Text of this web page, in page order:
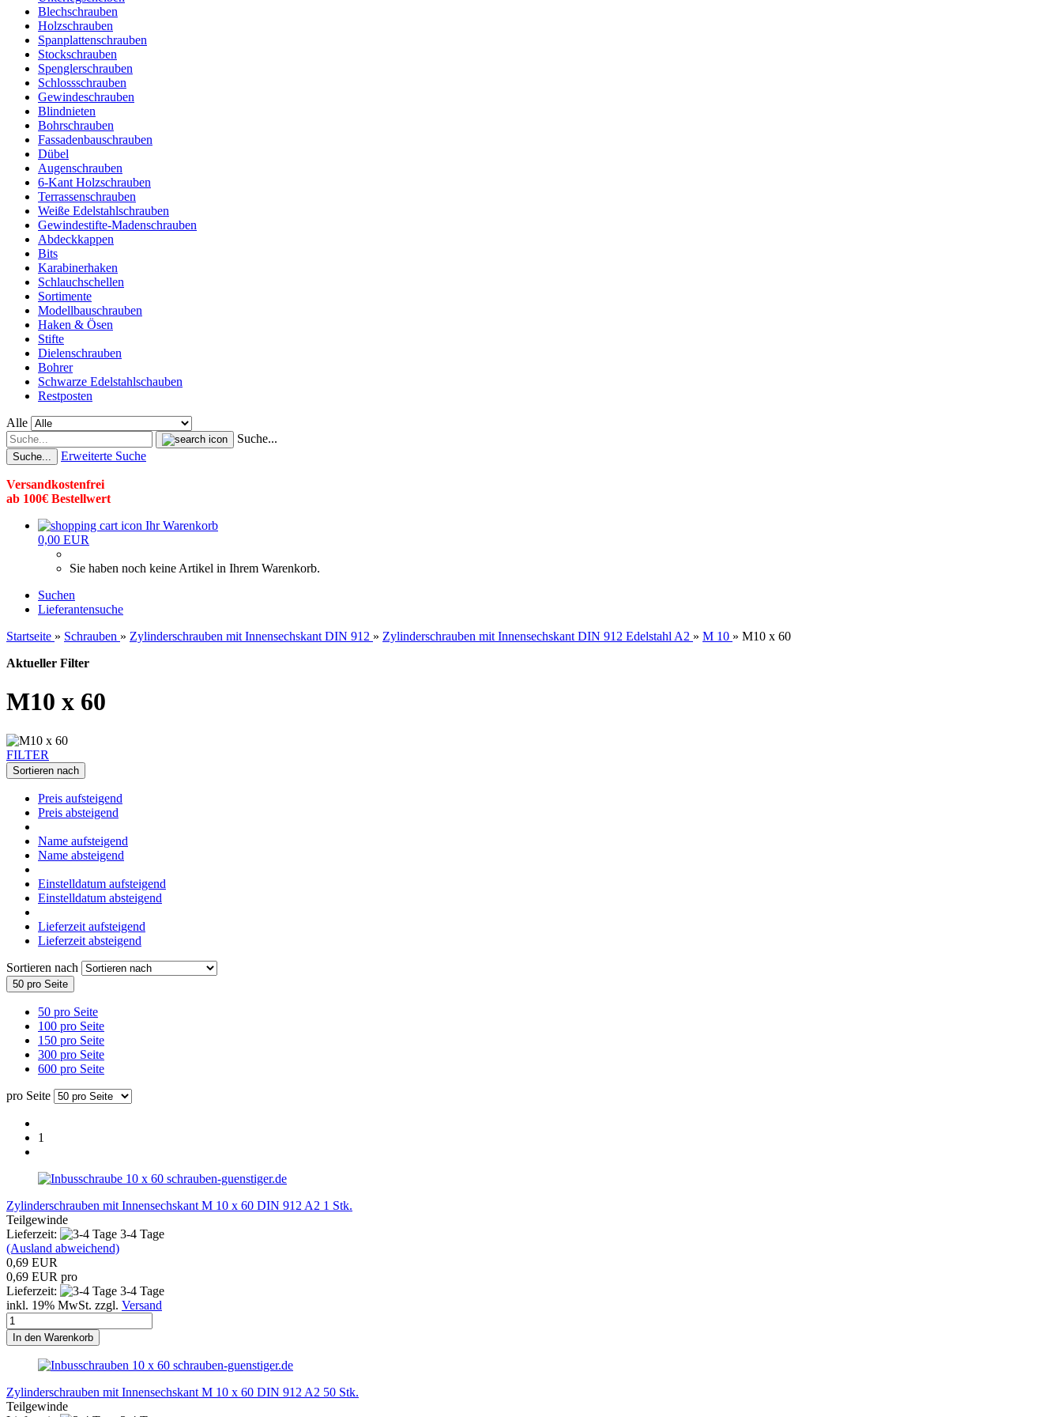
Blechschrauben
Holzschrauben
Spanplattenschrauben
Stockschrauben
Spenglerschrauben
Schlossschrauben
Gewindeschrauben
Blindnieten
Bohrschrauben
Fassadenbauschrauben
Dübel
Augenschrauben
6-Kant Holzschrauben
Terrassenschrauben
Weiße Edelstahlschrauben
Gewindestifte-Madenschrauben
Abdeckkappen
Bits
Karabinerhaken
Schlauchschellen
Sortimente
Modellbauschrauben
Haken & Ösen
Stifte
Dielenschrauben
Bohrer
Schwarze Edelstahlschauben
Restposten
Alle
Suche...
Suche... Erweiterte Suche
Versandkostenfrei
ab 100€ Bestellwert
Ihr Warenkorb
0,00 EUR
Sie haben noch keine Artikel in Ihrem Warenkorb.
Suchen
Lieferantensuche
Startseite » Schrauben » Zylinderschrauben mit Innensechskant DIN 912 » Zylinderschrauben mit Innensechskant DIN 912 Edelstahl A2 » M 10 » M10 x 60
Aktueller Filter
M10 x 60
FILTER
Sortieren nach
Preis aufsteigend
Preis absteigend
Name aufsteigend
Name absteigend
Einstelldatum aufsteigend
Einstelldatum absteigend
Lieferzeit aufsteigend
Lieferzeit absteigend
Sortieren nach
50 pro Seite
50 pro Seite
100 pro Seite
150 pro Seite
300 pro Seite
600 pro Seite
pro Seite
1
schrauben-guenstiger.de
Zylinderschrauben mit Innensechskant M 10 x 60 DIN 912 A2 1 Stk.
Teilgewinde
Lieferzeit:
3-4 Tage
(Ausland abweichend)
0,69 EUR
0,69 EUR pro
Lieferzeit:
3-4 Tage
inkl. 19% MwSt. zzgl. Versand
In den Warenkorb
schrauben-guenstiger.de
Zylinderschrauben mit Innensechskant M 10 x 60 DIN 912 A2 50 Stk.
Teilgewinde